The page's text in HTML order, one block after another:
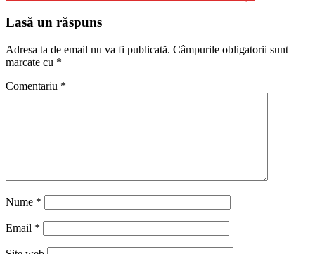
Lasă un răspuns
Adresa ta de email nu va fi publicată. Câmpurile obligatorii sunt
marcate cu *
Comentariu *
Nume *
Email *